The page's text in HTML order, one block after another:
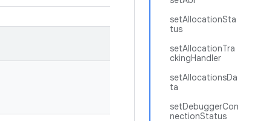
setAllocationSta
tus
setAllocationTra
ckingHandler
setAllocationsDa
ta
setDebuggerCon
nectionStatus